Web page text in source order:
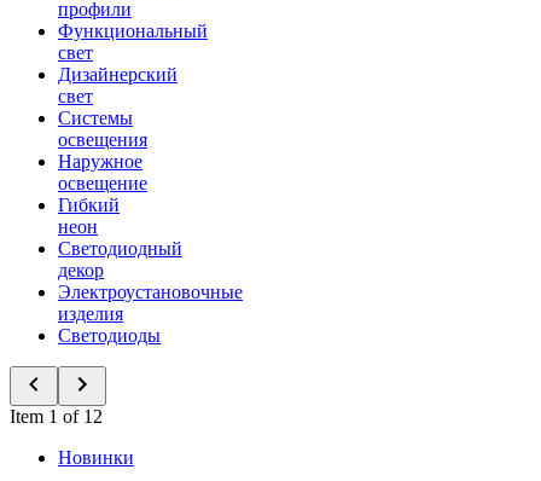
профили
Функциональный
свет
Дизайнерский
свет
Системы
освещения
Наружное
освещение
Гибкий
неон
Светодиодный
декор
Электроустановочные
изделия
Светодиоды
Item 1 of 12
Новинки